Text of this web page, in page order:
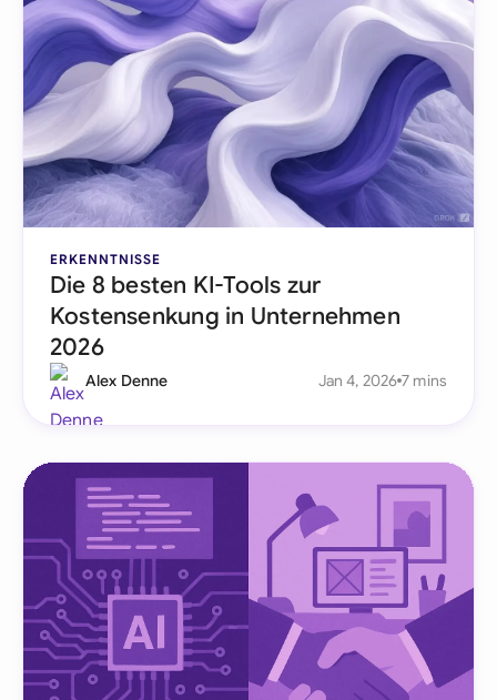
ERKENNTNISSE
Die 8 besten KI-Tools zur
Kostensenkung in Unternehmen
2026
Alex Denne Jan 4, 2026 7 mins